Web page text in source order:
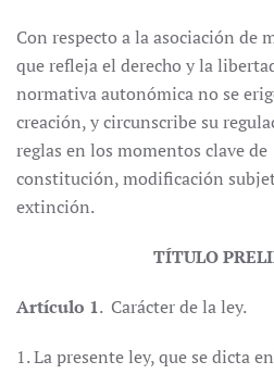
Con respecto a la asociación de
que refleja el derecho y la
normativa autonómica no se
creación, y circunscribe su
reglas en los momentos clave de
constitución, modificación
extinción.
TÍTULO
Artículo 1. Carácter de la ley.
1. La presente ley, que se dicta